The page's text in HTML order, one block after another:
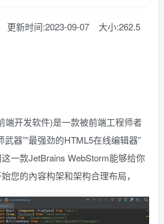
更新时间:2023-09-07
大小:262.5
端开发软件)是一款被前端工程师者
器””最强劲的HTML5在线编辑器”
一款JetBrains WebStorm能够给你
您的內容构架和架构合理布局，